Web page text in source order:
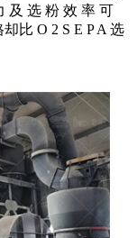
及 选 粉 效 率 可
比 O 2 S E P A 选